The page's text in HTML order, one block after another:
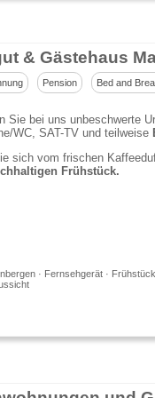
& Gästehaus
Pension Bed and
Sie bei uns unbeschwerte
WC, SAT-TV und teilweise
sich vom frischen
Frühstück.
· Fernsehgerät ·